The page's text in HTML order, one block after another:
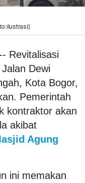
Revitalisasi
Dewi
Kota Bogor,
Pemerintah
kontraktor akan
akibat
Agung
ini memakan